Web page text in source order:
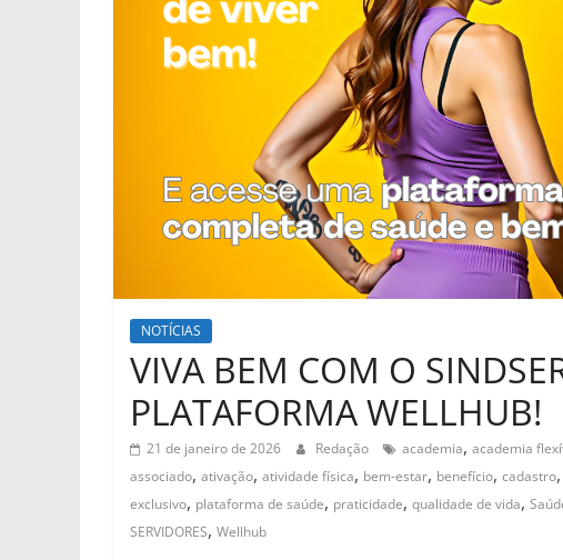
NOTÍCIAS
VIVA BEM COM O
PLATAFORMA WELLHUB!
21 de janeiro de 2026 Redação academia, academia
associado, ativação, atividade física, bem-estar, benefício, cadastro,
exclusivo, plataforma de saúde, praticidade, qualidade de vida,
SERVIDORES, Wellhub